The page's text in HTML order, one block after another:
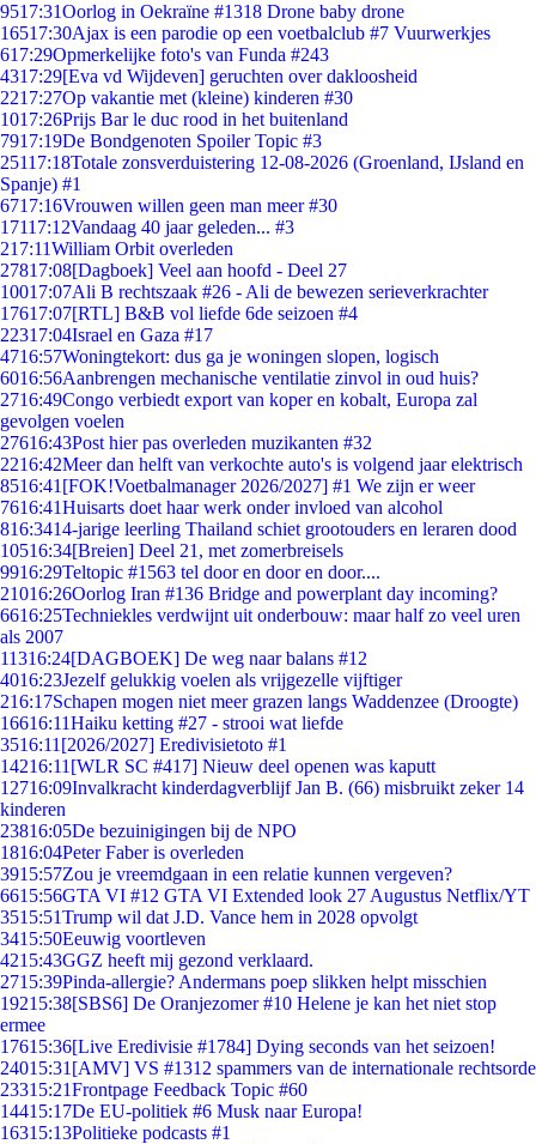
9517:31Oorlog in Oekraïne #1318 Drone baby drone
16517:30Ajax is een parodie op een voetbalclub #7 Vuurwerkjes
617:29Opmerkelijke foto's van Funda #243
4317:29[Eva vd Wijdeven] geruchten over dakloosheid
2217:27Op vakantie met (kleine) kinderen #30
1017:26Prijs Bar le duc rood in het buitenland
7917:19De Bondgenoten Spoiler Topic #3
25117:18Totale zonsverduistering 12-08-2026 (Groenland, IJsland en
Spanje) #1
6717:16Vrouwen willen geen man meer #30
17117:12Vandaag 40 jaar geleden... #3
217:11William Orbit overleden
27817:08[Dagboek] Veel aan hoofd - Deel 27
10017:07Ali B rechtszaak #26 - Ali de bewezen serieverkrachter
17617:07[RTL] B&B vol liefde 6de seizoen #4
22317:04Israel en Gaza #17
4716:57Woningtekort: dus ga je woningen slopen, logisch
6016:56Aanbrengen mechanische ventilatie zinvol in oud huis?
2716:49Congo verbiedt export van koper en kobalt, Europa zal
gevolgen voelen
27616:43Post hier pas overleden muzikanten #32
2216:42Meer dan helft van verkochte auto's is volgend jaar elektrisch
8516:41 [FOK!Voetbalmanager 2026/2027] #1 We zijn er weer
7616:41Huisarts doet haar werk onder invloed van alcohol
816:3414-jarige leerling Thailand schiet grootouders en leraren dood
10516:34[Breien] Deel 21, met zomerbreisels
9916:29Teltopic #1563 tel door en door en door....
21016:26Oorlog Iran #136 Bridge and powerplant day incoming?
6616:25Techniekles verdwijnt uit onderbouw: maar half zo veel uren
als 2007
11316:24[DAGBOEK] De weg naar balans #12
4016:23Jezelf gelukkig voelen als vrijgezelle vijftiger
216:17Schapen mogen niet meer grazen langs Waddenzee (Droogte)
16616:11Haiku ketting #27 - strooi wat liefde
3516:11 [2026/2027] Eredivisietoto #1
14216:11 [WLR SC #417] Nieuw deel openen was kaputt
12716:09Invalkracht kinderdagverblijf Jan B. (66) misbruikt zeker 14
kinderen
23816:05De bezuinigingen bij de NPO
1816:04Peter Faber is overleden
3915:57Zou je vreemdgaan in een relatie kunnen vergeven?
6615:56GTA VI #12 GTA VI Extended look 27 Augustus Netflix/YT
3515:51Trump wil dat J.D. Vance hem in 2028 opvolgt
3415:50Eeuwig voortleven
4215:43GGZ heeft mij gezond verklaard.
2715:39Pinda-allergie? Andermans poep slikken helpt misschien
19215:38[SBS6] De Oranjezomer #10 Helene je kan het niet stop
ermee
17615:36[Live Eredivisie #1784] Dying seconds van het seizoen!
24015:31 [AMV] VS #1312 spammers van de internationale rechtsorde
23315:21Frontpage Feedback Topic #60
14415:17De EU-politiek #6 Musk naar Europa!
16315:13Politieke podcasts #1